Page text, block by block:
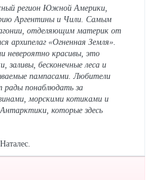
регион Южной Америки,
Аргентины и Чили. Самым
отделяющим материк от
архипелаг «Огненная Земля».
красивы, это
заливы, бесконечные леса и
пампасами. Любители
рады понаблюдать за
морскими котиками и
которые здесь